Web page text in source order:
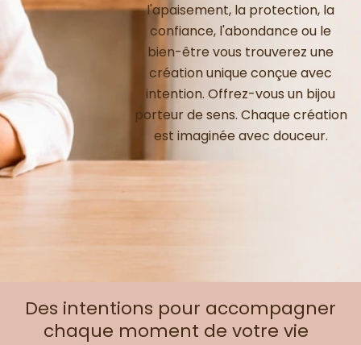
l'apaisement, la protection, la
confiance, l'abondance ou le
bien-être vous trouverez une
création unique conçue avec
intention. Offrez-vous un bijou
porteur de sens. Chaque création
est imaginée avec douceur.
Des intentions pour accompagner
chaque moment de votre vie